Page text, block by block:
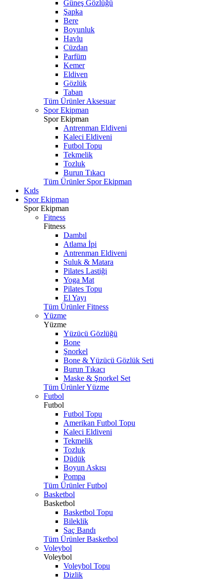
Güneş Gözlüğü
Şapka
Bere
Boyunluk
Havlu
Cüzdan
Parfüm
Kemer
Eldiven
Gözlük
Taban
Tüm Ürünler Aksesuar
Spor Ekipman
Spor Ekipman
Antrenman Eldiveni
Kaleci Eldiveni
Futbol Topu
Tekmelik
Tozluk
Burun Tıkacı
Tüm Ürünler Spor Ekipman
Kıds
Spor Ekipman
Spor Ekipman
Fitness
Fitness
Dambıl
Atlama İpi
Antrenman Eldiveni
Suluk & Matara
Pilates Lastiği
Yoga Mat
Pilates Topu
El Yayı
Tüm Ürünler Fitness
Yüzme
Yüzme
Yüzücü Gözlüğü
Bone
Şnorkel
Bone & Yüzücü Gözlük Seti
Burun Tıkacı
Maske & Şnorkel Set
Tüm Ürünler Yüzme
Futbol
Futbol
Futbol Topu
Amerikan Futbol Topu
Kaleci Eldiveni
Tekmelik
Tozluk
Düdük
Boyun Askısı
Pompa
Tüm Ürünler Futbol
Basketbol
Basketbol
Basketbol Topu
Bileklik
Saç Bandı
Tüm Ürünler Basketbol
Voleybol
Voleybol
Voleybol Topu
Dizlik